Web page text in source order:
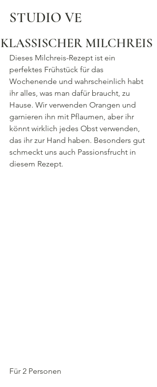
STUDIO VE
KLASSISCHER MILCHREIS
Dieses Milchreis-Rezept ist ein
perfektes Frühstück für das
Wochenende und wahrscheinlich habt
ihr alles, was man dafür braucht, zu
Hause. Wir verwenden Orangen und
garnieren ihn mit Pflaumen, aber ihr
könnt wirklich jedes Obst verwenden,
das ihr zur Hand haben. Besonders gut
schmeckt uns auch Passionsfrucht in
diesem Rezept.
Für 2 Personen